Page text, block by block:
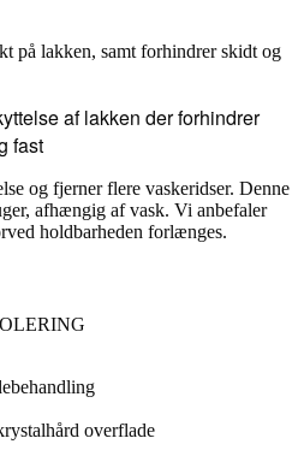
på lakken, samt forhindrer skidt og
af lakken der forhindrer
fast
og fjerner flere vaskeridser. Denne
afhængig af vask. Vi anbefaler
holdbarheden forlænges.
overflade